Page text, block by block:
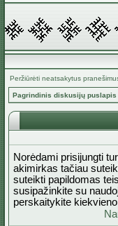
Peržiūrėti neatsakytus
Pagrindinis diskusijų puslapis
Norėdami prisijungti
akimirkas tačiau
suteikti papildomas
susipažinkite su
perskaitykite